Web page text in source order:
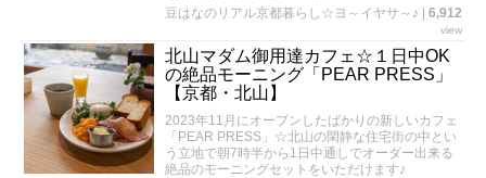
豆はなのリアル京都暮らし☆ヨ～イヤサ～♪
6,912
view
北山マダム御用達カフェ☆１日中OK
の絶品モーニング「PEAR PRESS」
【京都・北山】
2023年11月にオープンしたばかりの新しいカフェ
「PEAR PRESS」☆北山の閑静な住宅街の中とい
う立地で朝7時半から1日中通しでオーダー出来る
絶品のモーニングセットをいただけます♪